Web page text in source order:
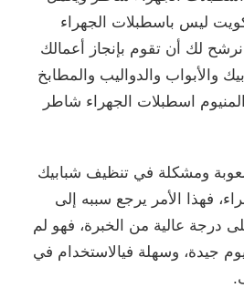
ليس باسطبلات الجهراء
لك أن تقوم بإنجاز أعمالك
والأبواب والدواليب والمطابخ
اسطبلات الجهراء شاطر
ومشكلة في تنظيف شبابيك
فهذا الأمر يرجع سببه إلى
درجة عالية من الخبرة، فهو لم
جيدة، وسهلة فيالاستخدام في